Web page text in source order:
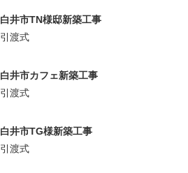
白井市TN様邸新築工事
引渡式
白井市カフェ新築工事
引渡式
白井市TG様新築工事
引渡式